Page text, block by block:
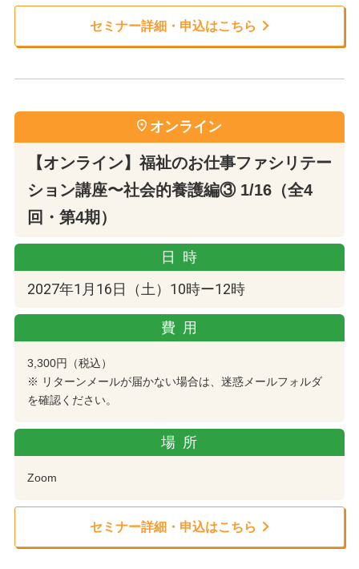
セミナー詳細・申込はこちら
オンライン
【オンライン】福祉のお仕事ファシリテー
ション講座〜社会的養護編③ 1/16（全4
回・第4期）
日時
2027年1月16日（土）10時ー12時
費用
3,300円（税込）
※ リターンメールが届かない場合は、迷惑メールフォルダ
を確認ください。
場所
Zoom
セミナー詳細・申込はこちら